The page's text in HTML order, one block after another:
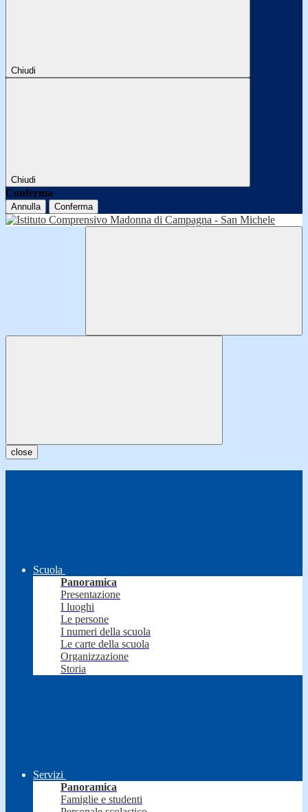
Chiudi
Chiudi
Conferma
Annulla Conferma
close
Scuola
Panoramica
Presentazione
I luoghi
Le persone
I numeri della scuola
Le carte della scuola
Organizzazione
Storia
Servizi
Panoramica
Famiglie e studenti